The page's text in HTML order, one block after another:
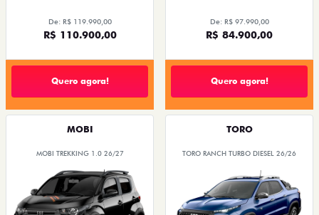
De: R$ 119.990,00
R$ 110.900,00
Quero agora!
De: R$ 97.990,00
R$ 84.900,00
Quero agora!
MOBI
MOBI TREKKING 1.0 26/27
TORO
TORO RANCH TURBO DIESEL 26/26